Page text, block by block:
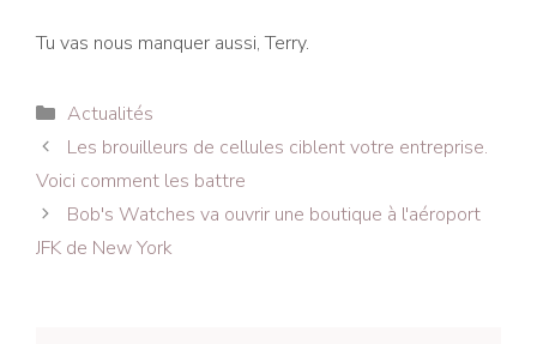
Tu vas nous manquer aussi, Terry.
Catégories
Actualités
Navigation
des
articles
Les brouilleurs de cellules ciblent votre entreprise.
Voici comment les battre
Bob's Watches va ouvrir une boutique à l'aéroport
JFK de New York